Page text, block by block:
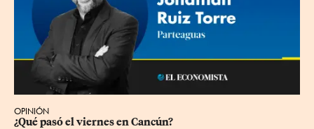
OPINIÓN
¿Qué pasó el viernes en Cancún?